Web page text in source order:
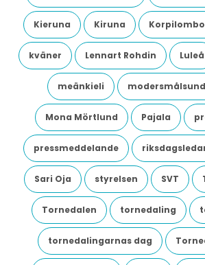
Kieruna Kiruna
kväner Lennart Rohdin Luleå
meänkieli
Mona Mörtlund Pajala
pressmeddelande
Sari Oja styrelsen SVT
Tornedalen tornedaling
tornedalingarnas dag